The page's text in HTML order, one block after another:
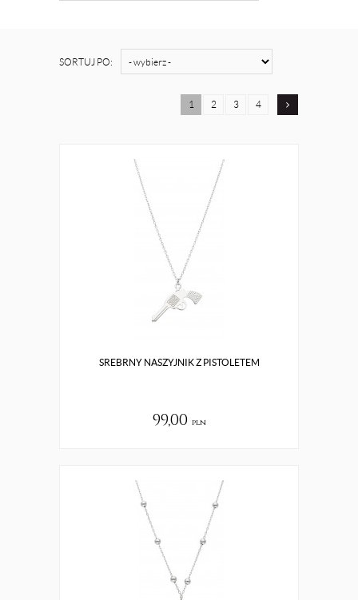
SORTUJ PO:
1 2 3 4
SREBRNY NASZYJNIK Z PISTOLETEM
99,00 pln